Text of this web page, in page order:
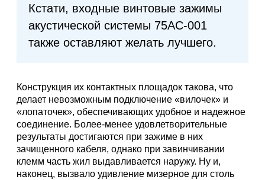
Кстати, входные винтовые зажимы
акустической системы 75АС-001
также оставляют желать лучшего.
Конструкция их контактных площадок такова, что
делает невозможным подключение «вилочек» и
«лопаточек», обеспечивающих удобное и надежное
соединение. Более-менее удовлетворительные
результаты достигаются при зажиме в них
зачищенного кабеля, однако при завинчивании
клемм часть жил выдавливается наружу. Ну и,
наконец, вызвало удивление мизерное для столь